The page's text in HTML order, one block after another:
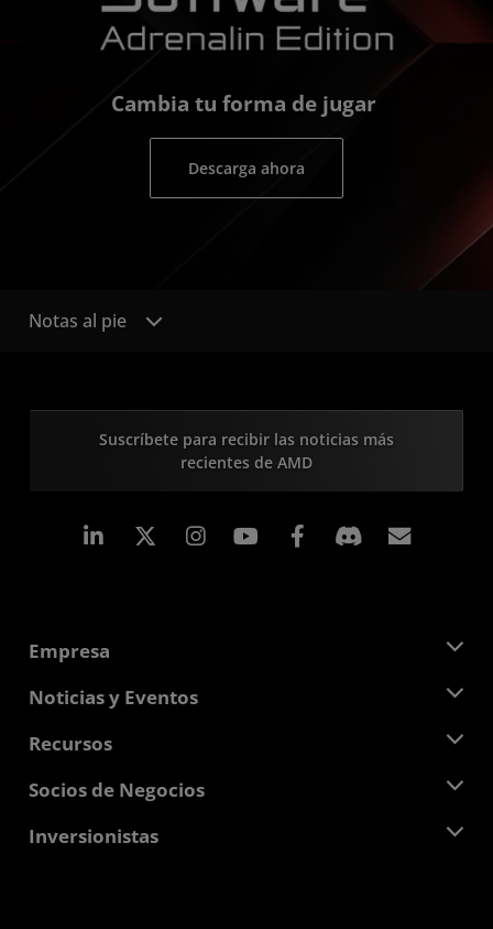
Cambia tu forma de jugar
Descarga ahora
Notas al pie
Suscríbete para recibir las noticias más
recientes de AMD
LinkedIn Instagram Facebook
Empresa
Acerca de AMD
Responsabilidad corporativa
Carreras profesionales
Contáctanos
Noticias y Eventos
Sala de prensa
Biblioteca multimedia
Recursos
Centro para desarrolladores
Casos de Estudio
Socios de Negocios
Centro para socios de AMD
Inversionistas